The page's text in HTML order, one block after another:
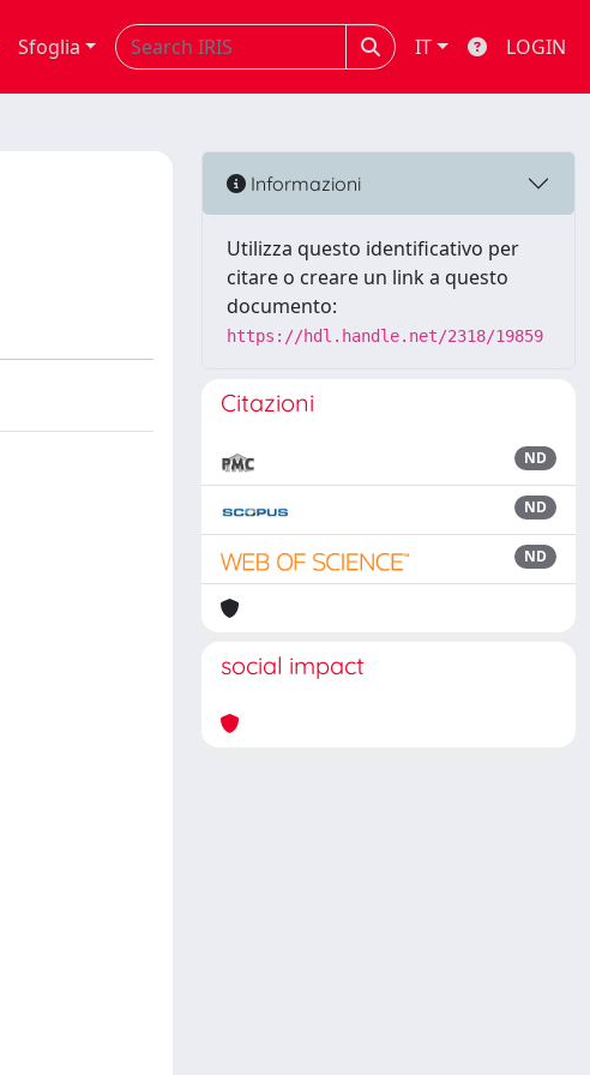
Sfoglia IT LOGIN
Informazioni
Utilizza questo identificativo per
citare o creare un link a questo
documento:
https://hdl.handle.net/2318/19859
Citazioni
ND
ND
ND
social impact